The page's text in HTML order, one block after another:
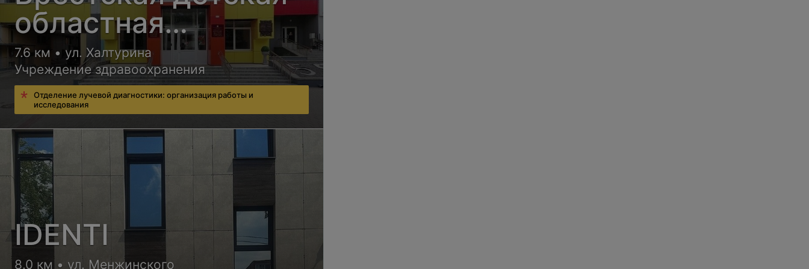
областная
больница
7.6 км • ул. Халтурина
Учреждение здравоохранения
Отделение лучевой диагностики: организация работы и
исследования
IDENTI
8.0 км • ул. Менжинского